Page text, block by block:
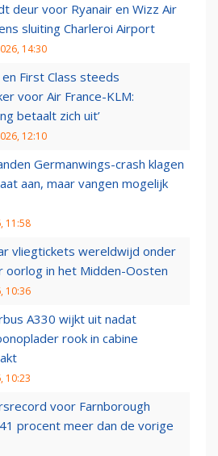
deur voor Ryanair en Wizz Air
sluiting Charleroi Airport
14:30
First Class steeds
voor Air France-KLM:
betaalt zich uit’
12:10
Germanwings-crash klagen
aan, maar vangen mogelijk
11:58
vliegtickets wereldwijd onder
oorlog in het Midden-Oosten
10:36
A330 wijkt uit nadat
rook in cabine
10:23
voor Farnborough
procent meer dan de vorige